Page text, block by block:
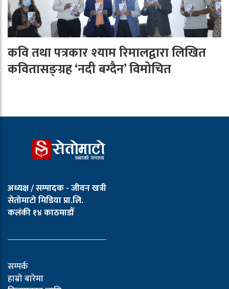
कवि तथा पत्रकार श्याम रिमालद्वारा लिखित
कवितासङ्ग्रह ‘नदी बग्दैन’ विमोचित
अध्यक्ष / सम्पादक - जीवन खत्री
सेतोमाटो मिडिया प्रा.लि.
कलंकी १४ काठमाडौँ
सम्पर्क
हाम्रो बारेमा